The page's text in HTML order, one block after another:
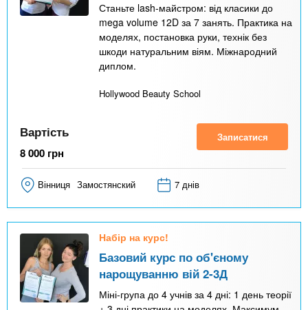
Станьте lash-майстром: від класики до
mega volume 12D за 7 занять. Практика на
моделях, постановка руки, технік без
шкоди натуральним віям. Міжнародний
диплом.
Hollywood Beauty School
Вартість
8 000 грн
Записатися
Вінниця Замостянский 7 днів
Набір на курс!
Базовий курс по об'єному
нарощуванню вій 2-3Д
Міні-група до 4 учнів за 4 дні: 1 день теорії